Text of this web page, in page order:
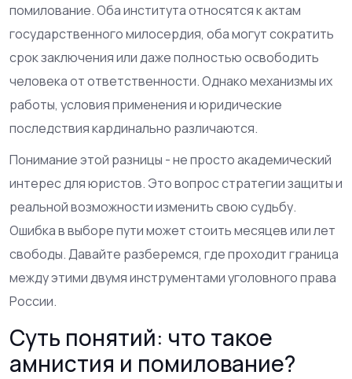
помилование.Оба института относятся к актам
государственного милосердия, оба могут сократить
срок заключения или даже полностью освободить
человека от ответственности. Однако механизмы их
работы, условия применения и юридические
последствия кардинально различаются.
Понимание этой разницы - не просто академический
интерес для юристов. Это вопрос стратегии защиты и
реальной возможности изменить свою судьбу.
Ошибка в выборе пути может стоить месяцев или лет
свободы. Давайте разберемся, где проходит граница
между этими двумя инструментами уголовного права
России.
Суть понятий: что такое
амнистия и помилование?